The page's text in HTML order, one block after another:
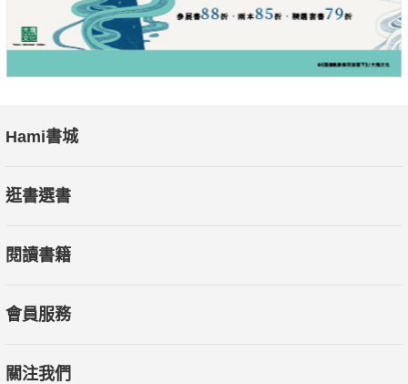
生命必須有裂縫，陽光才能照進來。
生命必須躺得夠低，才明白世間的美。
免窮苦，不要絕望；
得到的天空。
──陳文茜
Hami書城
逛書選書
閱讀書籍
會員服務
關注我們